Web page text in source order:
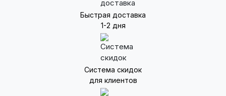
Быстрая доставка
1-2 дня
Система скидок
для клиентов